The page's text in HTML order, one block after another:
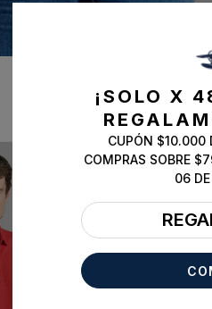
ESSENTIAL
¡SOLO X
CUPÓN $10.000
COMPRAS SOBRE
06